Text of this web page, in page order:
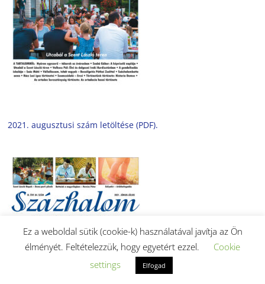
2021. augusztusi szám letöltése (PDF).
Ez a weboldal sütik (cookie-k) használatával javítja az Ön
élményét. Feltételezzük, hogy egyetért ezzel.
Cookie
settings
Elfogad